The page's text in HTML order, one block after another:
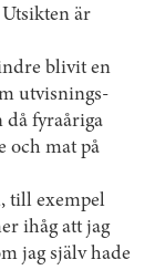
är
blivit en
utvisnings­
fyraåriga
och mat på
till exempel
ihåg att jag
jag själv hade